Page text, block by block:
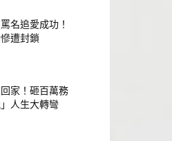
名追愛成功！
遭封鎖
家！砸百萬務
人生大轉彎